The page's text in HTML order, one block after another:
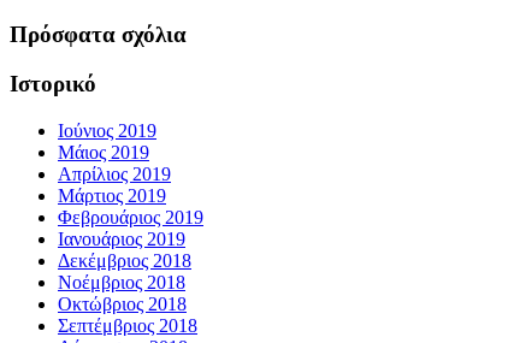
Πρόσφατα σχόλια
Ιστορικό
Ιούνιος 2019
Μάιος 2019
Απρίλιος 2019
Μάρτιος 2019
Φεβρουάριος 2019
Ιανουάριος 2019
Δεκέμβριος 2018
Νοέμβριος 2018
Οκτώβριος 2018
Σεπτέμβριος 2018